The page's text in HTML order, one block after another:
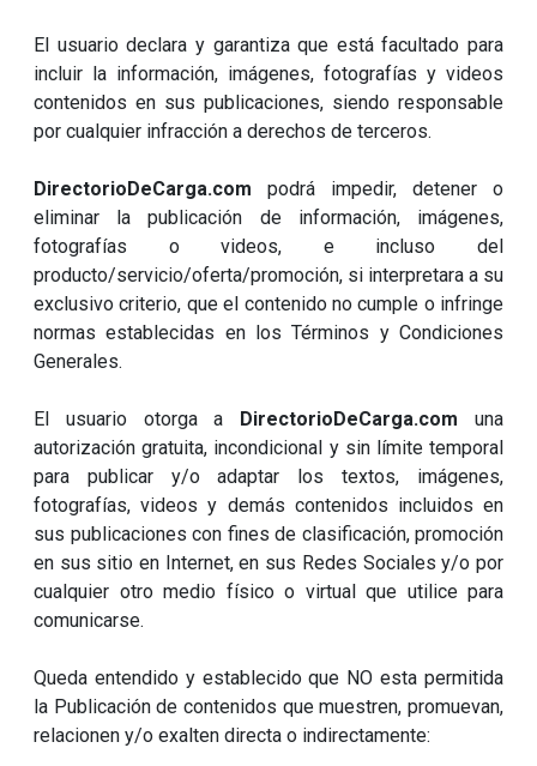
El usuario declara y garantiza que está facultado para
incluir la información, imágenes, fotografías y videos
contenidos en sus publicaciones, siendo responsable
por cualquier infracción a derechos de terceros.
DirectorioDeCarga.com podrá impedir, detener o
eliminar la publicación de información, imágenes,
fotografías o videos, e incluso del
producto/servicio/oferta/promoción, si interpretara a su
exclusivo criterio, que el contenido no cumple o infringe
normas establecidas en los Términos y Condiciones
Generales.
El usuario otorga a DirectorioDeCarga.com una
autorización gratuita, incondicional y sin límite temporal
para publicar y/o adaptar los textos, imágenes,
fotografías, videos y demás contenidos incluidos en
sus publicaciones con fines de clasificación, promoción
en sus sitio en Internet, en sus Redes Sociales y/o por
cualquier otro medio físico o virtual que utilice para
comunicarse.
Queda entendido y establecido que NO esta permitida
la Publicación de contenidos que muestren, promuevan,
relacionen y/o exalten directa o indirectamente: